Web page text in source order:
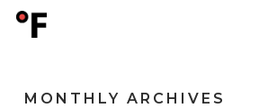
Skip
MONTHLY ARCHIVES